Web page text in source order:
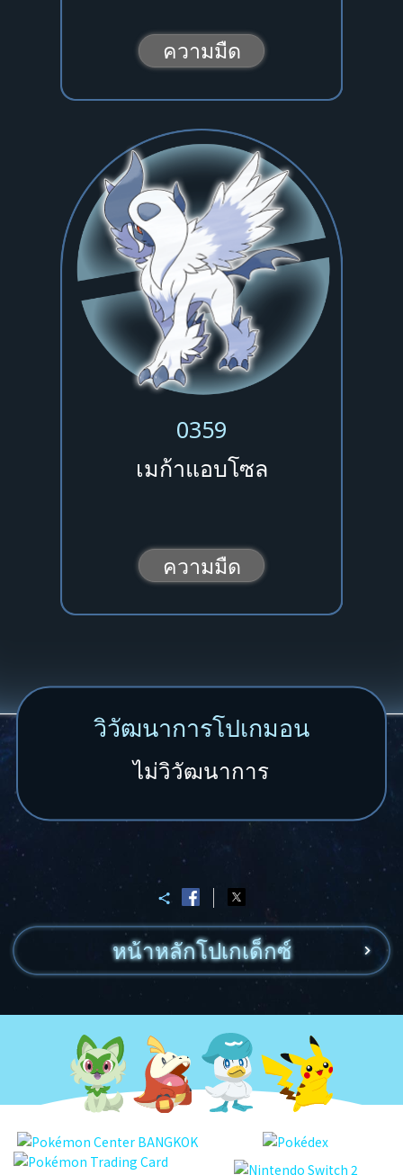
ความมืด
0359
เมก้าแอบโซล
ความมืด
วิวัฒนาการโปเกมอน
ไม่วิวัฒนาการ
หน้าหลักโปเกเด็กซ์